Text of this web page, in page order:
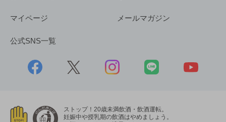
マイページ メールマガジン
公式SNS一覧
ストップ！20歳未満飲酒・飲酒運転。
妊娠中や授乳期の飲酒はやめましょう。